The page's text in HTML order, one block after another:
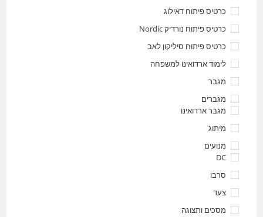
כרטיס פיתוח דאילוג
כרטיס פיתוח נורדיק Nordic
כרטיס פיתוח סיליקון לאב
לימוד ארדואינו למשפחה
מגבר
מגברים
מגבר ארדואינו
מיתוג
מנועים
DC
סרבו
צעד
מסכים ותצוגה